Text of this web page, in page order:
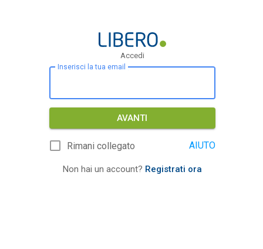
Accedi
Inserisci la tua email
AVANTI
Rimani collegato AIUTO
Non hai un account? Registrati ora